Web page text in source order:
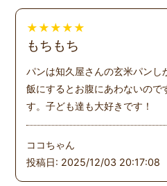
★ ★ ★ ★ ★
もちもち
パンは知久屋さんの玄米パンし
飯にするとお腹にあわないので
す。子ども達も大好きです！
ココちゃん
投稿日: 2025/12/03 20:17:08